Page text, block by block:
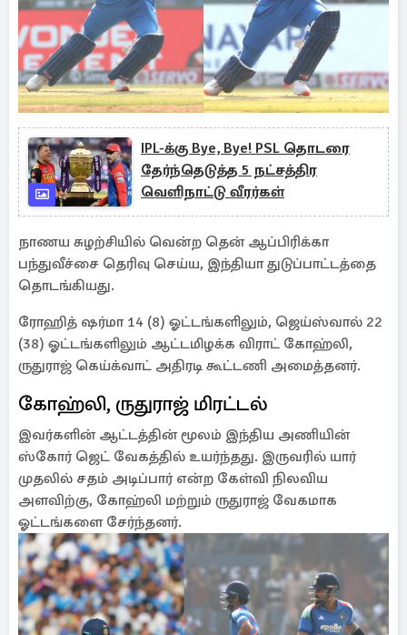
IPL-க்கு Bye, Bye! PSL தொடரை
தேர்ந்தெடுத்த 5 நட்சத்திர
வெளிநாட்டு வீரர்கள்
நாணய சுழற்சியில் வென்ற தென் ஆப்பிரிக்கா
பந்துவீச்சை தெரிவு செய்ய, இந்தியா துடுப்பாட்டத்தை
தொடங்கியது.
ரோஹித் ஷர்மா 14 (8) ஓட்டங்களிலும், ஜெய்ஸ்வால் 22
(38) ஓட்டங்களிலும் ஆட்டமிழக்க விராட் கோஹ்லி,
ருதுராஜ் கெய்க்வாட் அதிரடி கூட்டணி அமைத்தனர்.
கோஹ்லி, ருதுராஜ் மிரட்டல்
இவர்களின் ஆட்டத்தின் மூலம் இந்திய அணியின்
ஸ்கோர் ஜெட் வேகத்தில் உயர்ந்தது. இருவரில் யார்
முதலில் சதம் அடிப்பார் என்ற கேள்வி நிலவிய
அளவிற்கு, கோஹ்லி மற்றும் ருதுராஜ் வேகமாக
ஓட்டங்களை சேர்ந்தனர்.